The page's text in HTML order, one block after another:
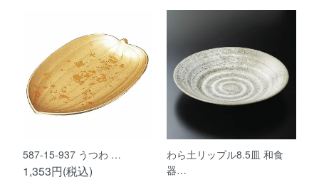
587-15-937 うつわ …
1,353円(税込)
わら土リップル8.5皿 和食
器…